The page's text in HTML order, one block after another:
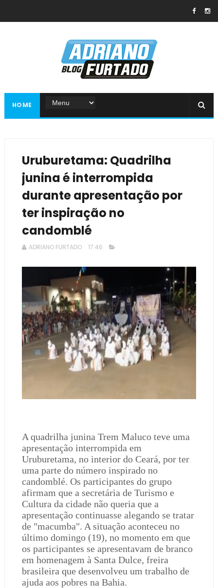
HOME
Uruburetama: Quadrilha
junina é interrompida
durante apresentação por
ter inspiração no
candomblé
ADRIANO FURTADO 17:46
A quadrilha junina Trem Maluco teve uma
apresentação interrompida em
Uruburetama, no interior do Ceará, por ter
uma parte do número inspirado no
candomblé. Os participantes do grupo
afirmam que a secretária de Turismo e
Cultura da cidade não queria que a
apresentação continuasse alegando se tratar
de "macumba". A situação aconteceu no
último domingo (19), no momento em que
os participantes se apresentavam de branco
em homenagem à Santa Dulce, freira
brasileira que desenvolveu um trabalho de
ajuda aos pobres na Bahia.